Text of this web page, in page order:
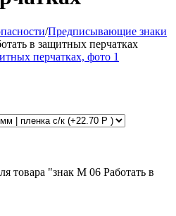
/Предписывающие знаки
в защитных перчатках
товара "знак М 06 Работать в